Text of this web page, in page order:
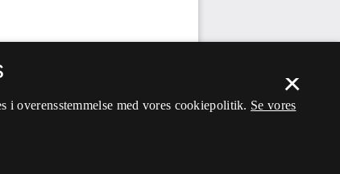
×
i overensstemmelse med vores cookiepolitik. Se vores